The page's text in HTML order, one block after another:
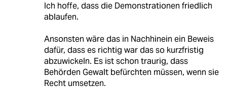
Ich hoffe, dass die Demonstrationen friedlich
ablaufen.
Ansonsten wäre das in Nachhinein ein Beweis
dafür, dass es richtig war das so kurzfristig
abzuwickeln. Es ist schon traurig, dass
Behörden Gewalt befürchten müssen, wenn sie
Recht umsetzen.